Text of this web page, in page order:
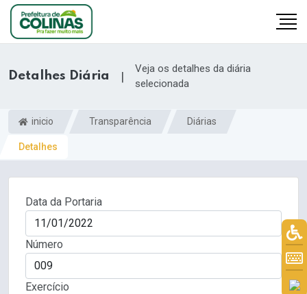
Detalhes Diária |
Veja os detalhes da diária
selecionada
inicio Transparência Diárias
Detalhes
Data da Portaria
Número
Exercício